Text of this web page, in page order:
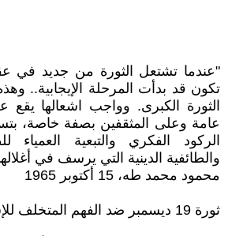
"عندما تشتعل الثورة من جديد في
تكون قد بدأت المرحلة الإيجابية..
الثورة الكبرى. وواجب اشعالها
عامة وعلى المثقفين بصفة خاصة،
الركود الفكري والتبعية العمياء
والطائفية الدينية التي يرسف في
محمود محمد طه، 15 أكتوبر 1965
ثورة 19 ديسمبر ضد الفهم المتخلف للإسلام